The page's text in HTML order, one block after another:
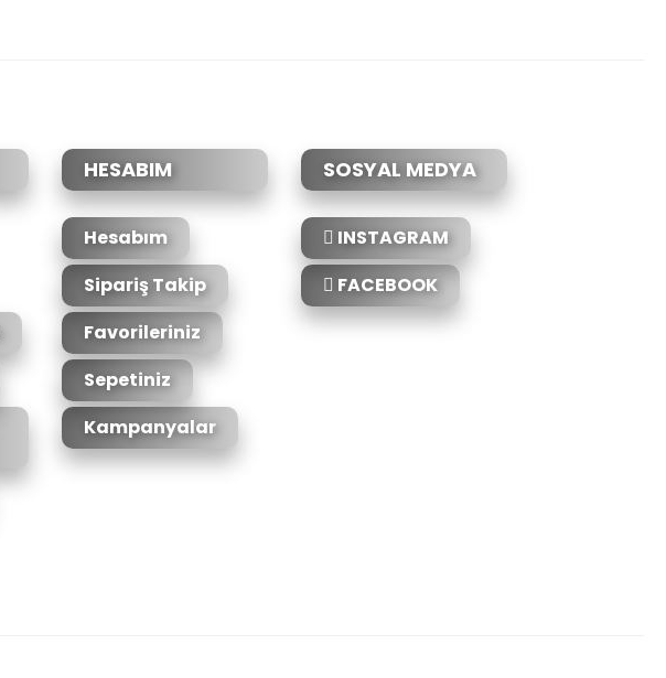
HESABIM
Hesabım
Sipariş Takip
Favorileriniz
Sepetiniz
Kampanyalar
SOSYAL MEDYA
INSTAGRAM
FACEBOOK